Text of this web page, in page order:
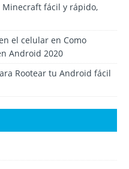
fácil y rápido,
el celular en Como
Android 2020
Rootear tu Android fácil